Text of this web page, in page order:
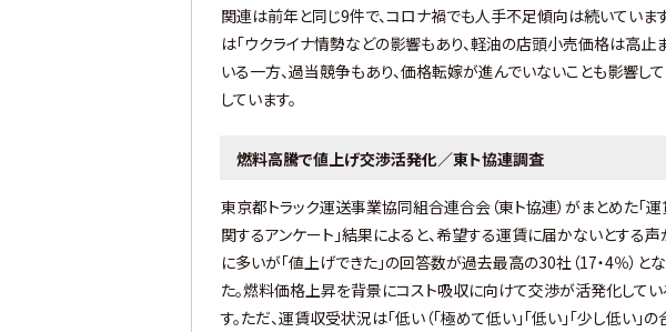
関連は前年と同じ9件で、コロナ禍でも人手不足傾向は続いていま
は「ウクライナ情勢などの影響もあり、軽油の店頭小売価格は高止
いる一方、過当競争もあり、価格転嫁が進んでいないことも影響して
しています。
燃料高騰で値上げ交渉活発化／東ト協連調査
東京都トラック運送事業協同組合連合会（東ト協連）がまとめた「
関するアンケート」結果によると、希望する運賃に届かないとする
に多いが「値上げできた」の回答数が過去最高の30社（17・4％）と
た。燃料価格上昇を背景にコスト吸収に向けて交渉が活発化して
す。ただ、運賃収受状況は「低い（「極めて低い」「低い」「少し低い」の